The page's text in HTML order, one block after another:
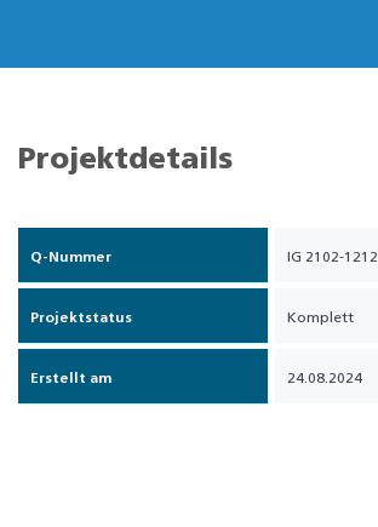
Projektdetails
Q-Nummer IG 2102-1212
Projektstatus Komplett
Erstellt am 24.08.2024